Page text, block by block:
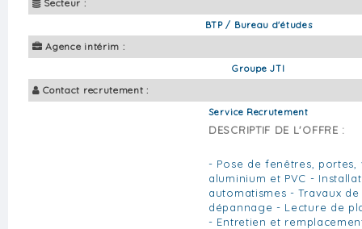
Secteur :
BTP / Bureau d'études
Agence intérim :
Groupe JTI
Contact recrutement :
Service Recrutement
DESCRIPTIF DE L'OFFRE :
- Pose de fenêtres,
aluminium et PVC -
automatismes - Travaux
dépannage - Lecture de
- Entretien et